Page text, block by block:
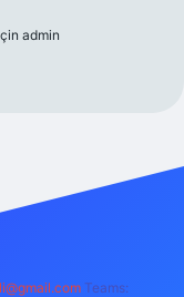
admin
m elexbet
Teams: